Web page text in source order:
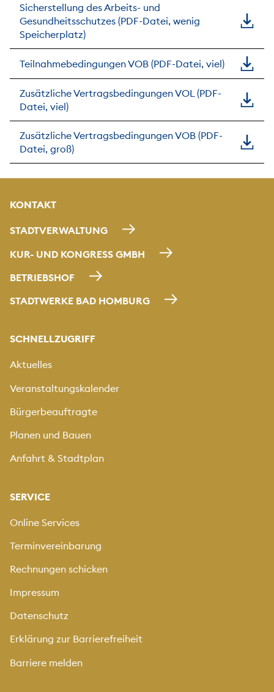
Sicherstellung des Arbeits- und
Gesundheitsschutzes (PDF-Datei, wenig
Speicherplatz)
Teilnahmebedingungen VOB (PDF-Datei, viel)
Zusätzliche Vertragsbedingungen VOL (PDF-
Datei, viel)
Zusätzliche Vertragsbedingungen VOB (PDF-
Datei, groß)
KONTAKT
STADTVERWALTUNG
KUR- UND KONGRESS GMBH
BETRIEBSHOF
STADTWERKE BAD HOMBURG
SCHNELLZUGRIFF
Aktuelles
Veranstaltungskalender
Bürgerbeauftragte
Planen und Bauen
Anfahrt & Stadtplan
SERVICE
Online Services
Terminvereinbarung
Rechnungen schicken
Impressum
Datenschutz
Erklärung zur Barrierefreiheit
Barriere melden